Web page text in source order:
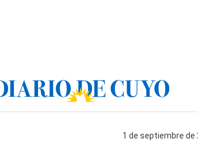
1 de septiembre de